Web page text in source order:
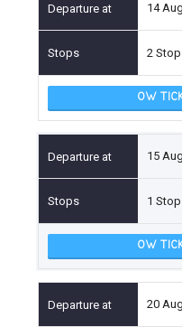
14
2
OW
15
1 Stop
OW
20